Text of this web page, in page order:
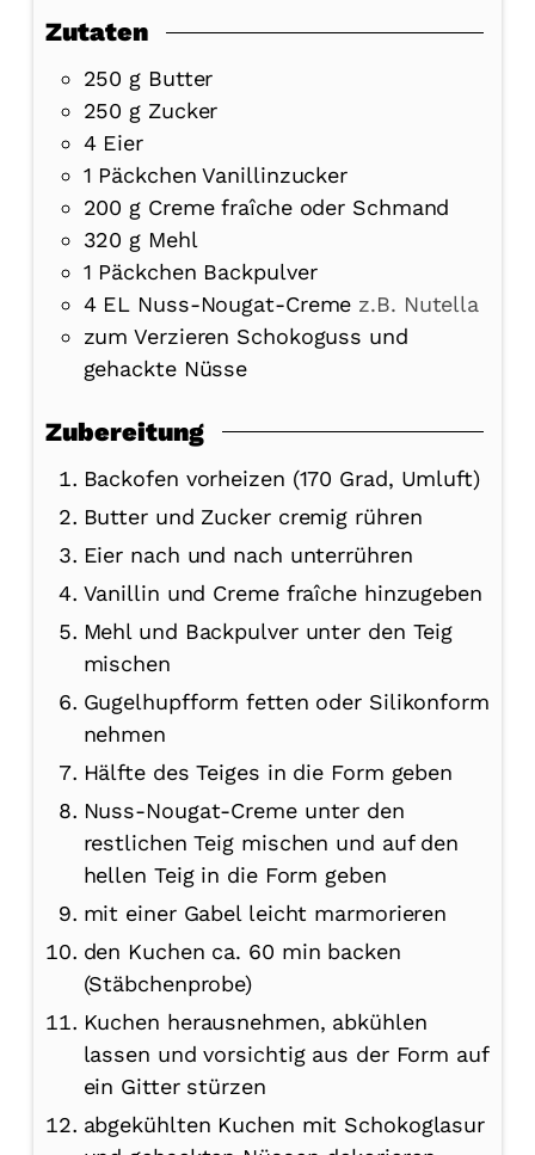
Zutaten
250 g Butter
250 g Zucker
4 Eier
1 Päckchen Vanillinzucker
200 g Creme fraîche oder Schmand
320 g Mehl
1 Päckchen Backpulver
4 EL Nuss-Nougat-Creme z.B. Nutella
zum Verzieren Schokoguss und
gehackte Nüsse
Zubereitung
Backofen vorheizen (170 Grad, Umluft)
Butter und Zucker cremig rühren
Eier nach und nach unterrühren
Vanillin und Creme fraîche hinzugeben
Mehl und Backpulver unter den Teig
mischen
Gugelhupfform fetten oder Silikonform
nehmen
Hälfte des Teiges in die Form geben
Nuss-Nougat-Creme unter den
restlichen Teig mischen und auf den
hellen Teig in die Form geben
mit einer Gabel leicht marmorieren
den Kuchen ca. 60 min backen
(Stäbchenprobe)
Kuchen herausnehmen, abkühlen
lassen und vorsichtig aus der Form auf
ein Gitter stürzen
abgekühlten Kuchen mit Schokoglasur